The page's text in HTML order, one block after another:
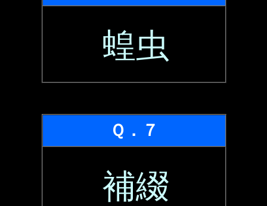
蝗虫
Ｑ．７
補綴